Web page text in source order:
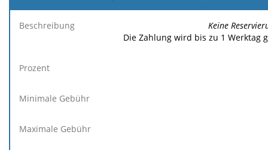
Keine
Die Zahlung wird bis zu 1 Werktag